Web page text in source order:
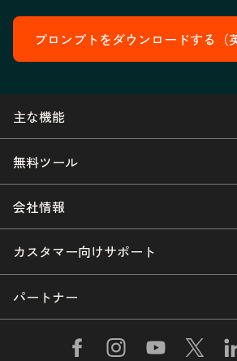
プロンプトをダウンロードする（
主な機能
無料ツール
会社情報
カスタマー向けサポート
パートナー